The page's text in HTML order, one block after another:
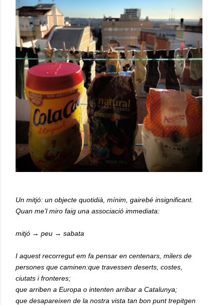
Un mitjó: un objecte quotidià, mínim, gairebé insignificant.
Quan me’l miro faig una associació immediata:
mitjó → peu → sabata
I aquest recorregut em fa pensar en centenars, milers de
persones que caminen:que travessen deserts, costes,
ciutats i fronteres;
que arriben a Europa o intenten arribar a Catalunya;
que desapareixen de la nostra vista tan bon punt trepitgen